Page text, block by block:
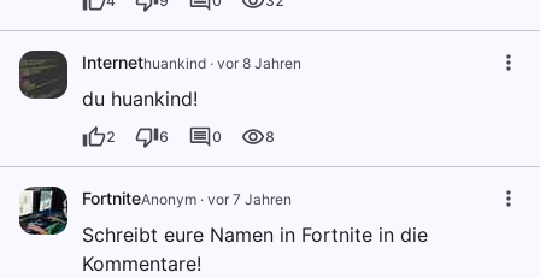
Internethuankind · vor 8 Jahren
du huankind!
2 6 0 8
FortniteAnonym · vor 7 Jahren
Schreibt eure Namen in Fortnite in die
Kommentare!